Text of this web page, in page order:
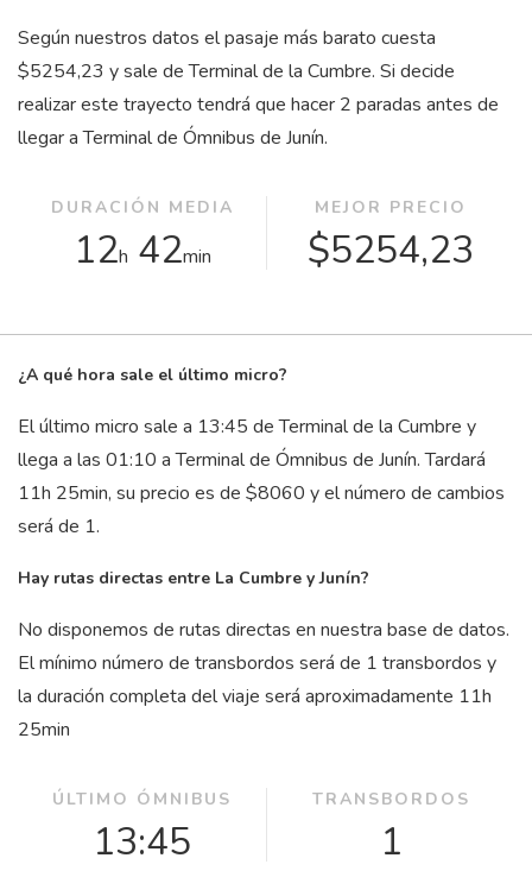
Según nuestros datos el pasaje más barato cuesta
$5254,23 y sale de Terminal de la Cumbre. Si decide
realizar este trayecto tendrá que hacer 2 paradas antes de
llegar a Terminal de Ómnibus de Junín.
DURACIÓN MEDIA
12h 42min
MEJOR PRECIO
$5254,23
¿A qué hora sale el último micro?
El último micro sale a 13:45 de Terminal de la Cumbre y
llega a las 01:10 a Terminal de Ómnibus de Junín. Tardará
11h 25min, su precio es de $8060 y el número de cambios
será de 1.
Hay rutas directas entre La Cumbre y Junín?
No disponemos de rutas directas en nuestra base de datos.
El mínimo número de transbordos será de 1 transbordos y
la duración completa del viaje será aproximadamente 11h
25min
ÚLTIMO ÓMNIBUS
13:45
TRANSBORDOS
1